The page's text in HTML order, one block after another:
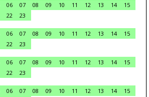
06 07 08 09 10 11 12 13 14
15
22
23
06 07 08 09 10 11 12 13 14
15
22
23
06 07 08 09 10 11 12 13 14
15
22
23
06 07 08 09 10 11 12 13 14
15